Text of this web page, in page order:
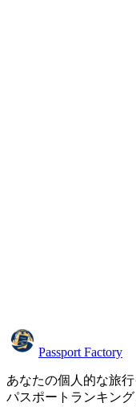
Passport Factory
あなたの個人的な旅
パスポートランキン